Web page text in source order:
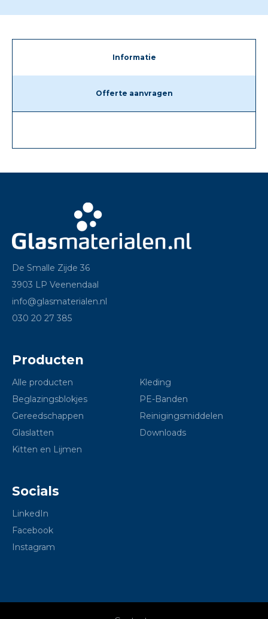
Informatie
Offerte aanvragen
De Smalle Zijde 36
3903 LP Veenendaal
info@glasmaterialen.nl
030 20 27 385
Producten
Alle producten
Beglazingsblokjes
Gereedschappen
Glaslatten
Kitten en Lijmen
Kleding
PE-Banden
Reinigingsmiddelen
Downloads
Socials
LinkedIn
Facebook
Instagram